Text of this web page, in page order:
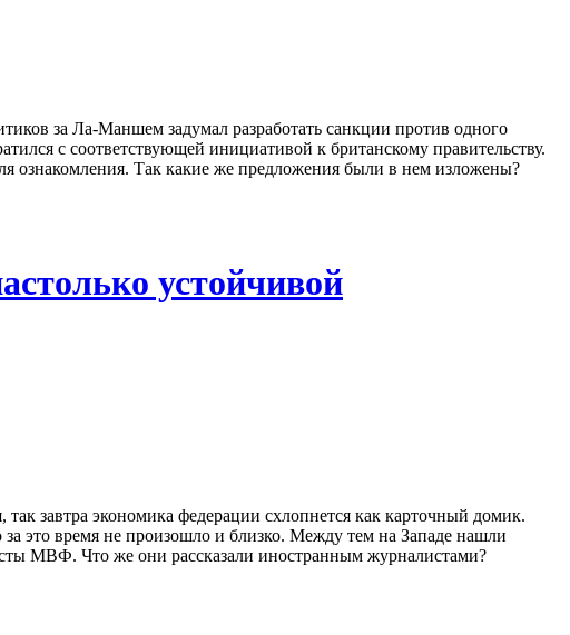
за Ла-Маншем задумал разработать санкции против одного
с соответствующей инициативой к британскому правительству.
ознакомления. Так какие же предложения были в нем изложены?
устойчивой
завтра экономика федерации схлопнется как карточный домик.
это время не произошло и близко. Между тем на Западе нашли
МВФ. Что же они рассказали иностранным журналистами?